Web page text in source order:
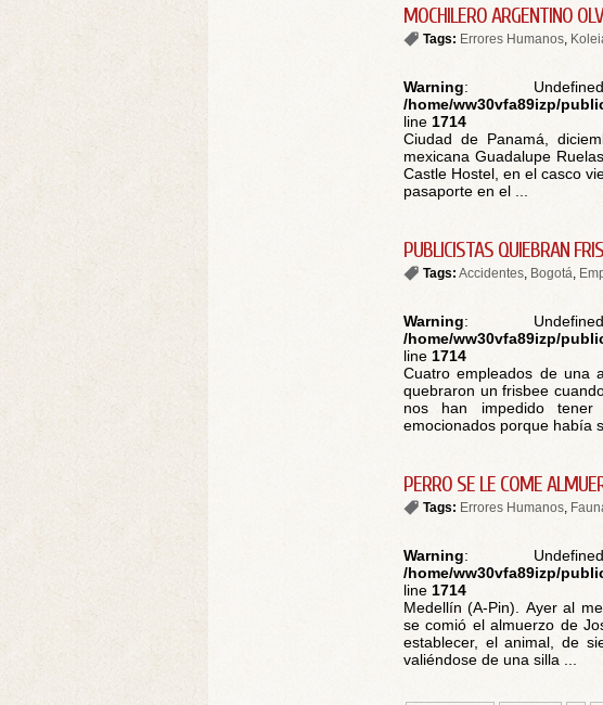
MOCHILERO ARGENTINO
Tags: Errores Humanos,
Warning:
/home/ww30vfa89izp/
line 1714
Ciudad de Panamá,
mexicana Guadalupe
Castle Hostel, en el casco
pasaporte en el ...
PUBLICISTAS QUIEBRAN
Tags: Accidentes, Bogotá,
Warning:
/home/ww30vfa89izp/
line 1714
Cuatro empleados de una
quebraron un frisbee
nos han impedido tener
emocionados porque había
PERRO SE LE COME
Tags: Errores Humanos,
Warning:
/home/ww30vfa89izp/
line 1714
Medellín (A-Pin). Ayer al
se comió el almuerzo de
establecer, el animal, de
valiéndose de una silla ...